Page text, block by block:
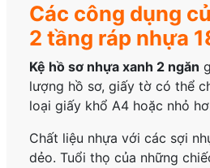
Các công dụng
2 tầng ráp nhựa
Kệ hồ sơ nhựa xanh 2 ngăn
lượng hồ sơ, giấy tờ có thể
loại giấy khổ A4 hoặc nhỏ
Chất liệu nhựa với các sợi
dẻo. Tuổi thọ của những